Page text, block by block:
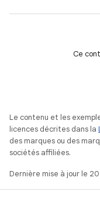
Ce
Le contenu et les
licences décrites dans la
des marques ou des
sociétés affiliées.
Dernière mise à jour le